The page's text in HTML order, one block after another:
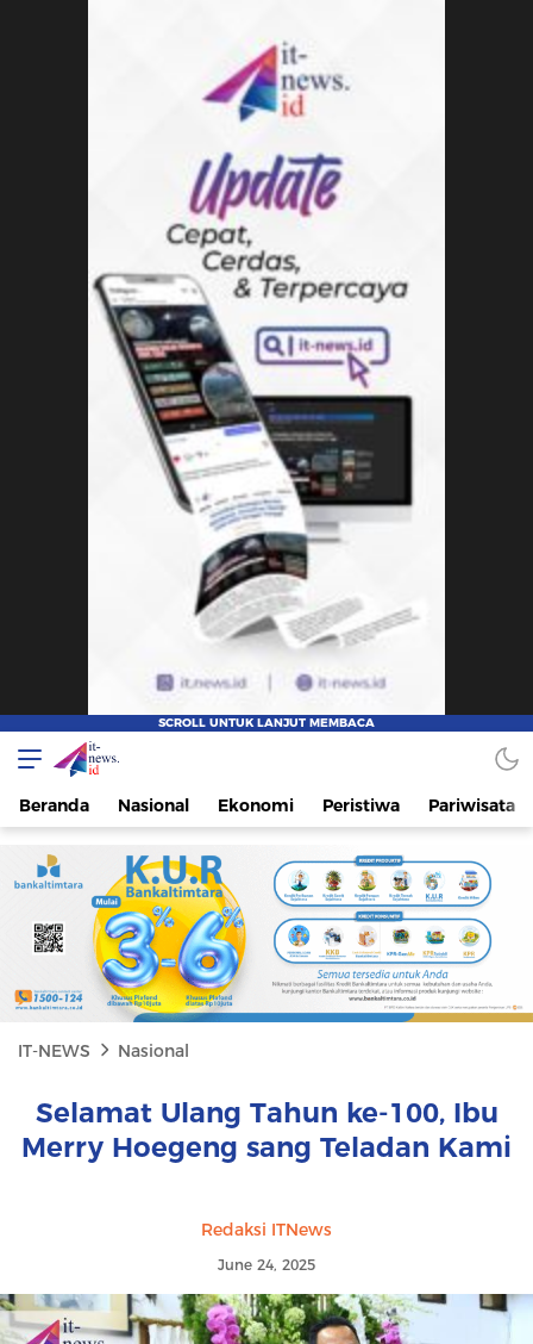
IT-NEWS
Update Cepat, Cerdas, dan Terpercaya
Beranda Nasional Ekonomi Peristiwa Pariwisata
IT-NEWS Nasional
Selamat Ulang Tahun ke-100, Ibu
Merry Hoegeng sang Teladan Kami
Redaksi ITNews
June 24, 2025